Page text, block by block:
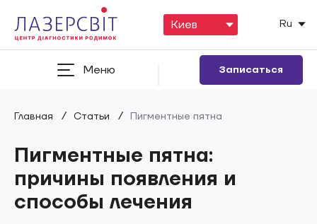
Ru
Меню Записаться
Главная / Статьи / Пигментные пятна
Пигментные пятна:
причины появления и
способы лечения